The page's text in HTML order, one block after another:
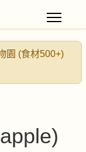
園 (食材500+)